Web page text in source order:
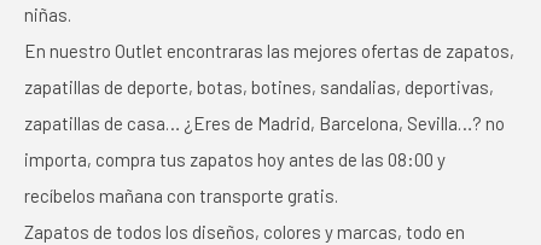
niñas.
En nuestro Outlet encontraras las mejores ofertas de zapatos,
zapatillas de deporte, botas, botines, sandalias, deportivas,
zapatillas de casa… ¿Eres de Madrid, Barcelona, Sevilla…? no
importa, compra tus zapatos hoy antes de las 08:00 y
recíbelos mañana con transporte gratis.
Zapatos de todos los diseños, colores y marcas, todo en